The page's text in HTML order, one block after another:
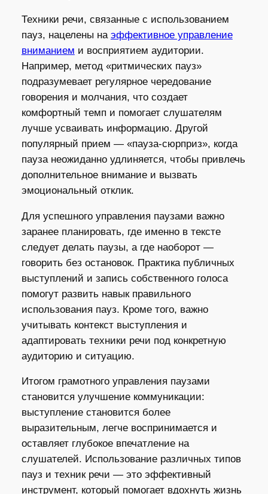
Техники речи, связанные с использованием
пауз, нацелены на эффективное управление
вниманием и восприятием аудитории.
Например, метод «ритмических пауз»
подразумевает регулярное чередование
говорения и молчания, что создает
комфортный темп и помогает слушателям
лучше усваивать информацию. Другой
популярный прием — «пауза-сюрприз», когда
пауза неожиданно удлиняется, чтобы привлечь
дополнительное внимание и вызвать
эмоциональный отклик.
Для успешного управления паузами важно
заранее планировать, где именно в тексте
следует делать паузы, а где наоборот —
говорить без остановок. Практика публичных
выступлений и запись собственного голоса
помогут развить навык правильного
использования пауз. Кроме того, важно
учитывать контекст выступления и
адаптировать техники речи под конкретную
аудиторию и ситуацию.
Итогом грамотного управления паузами
становится улучшение коммуникации:
выступление становится более
выразительным, легче воспринимается и
оставляет глубокое впечатление на
слушателей. Использование различных типов
пауз и техник речи — это эффективный
инструмент, который помогает вдохнуть жизнь